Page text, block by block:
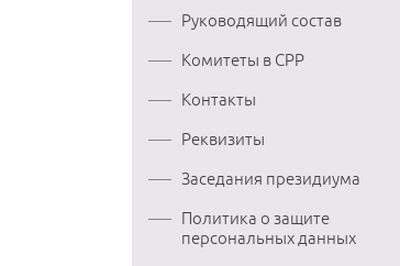
Руководящий состав
Комитеты в СРР
Контакты
Реквизиты
Заседания президиума
Политика о защите
персональных данных